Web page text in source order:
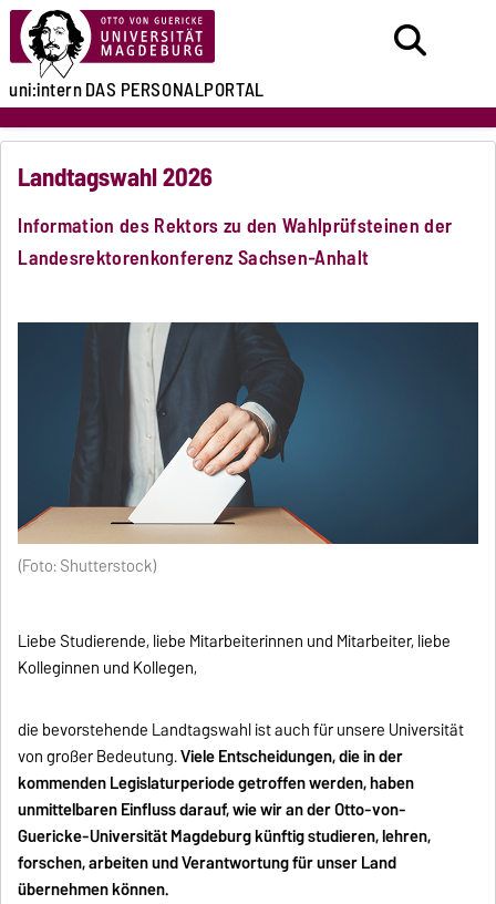
uni:internDAS PERSONALPORTAL
Landtagswahl 2026
Information des Rektors zu den Wahlprüfsteinen der
Landesrektorenkonferenz Sachsen-Anhalt
(Foto: Shutterstock)
Liebe Studierende, liebe Mitarbeiterinnen und Mitarbeiter, liebe
Kolleginnen und Kollegen,
die bevorstehende Landtagswahl ist auch für unsere Universität
von großer Bedeutung.Viele Entscheidungen, die in der
kommenden Legislaturperiode getroffen werden, haben
unmittelbaren Einfluss darauf, wie wir an der Otto-von-
Guericke-Universität Magdeburg künftig studieren, lehren,
forschen, arbeiten und Verantwortung für unser Land
übernehmen können.